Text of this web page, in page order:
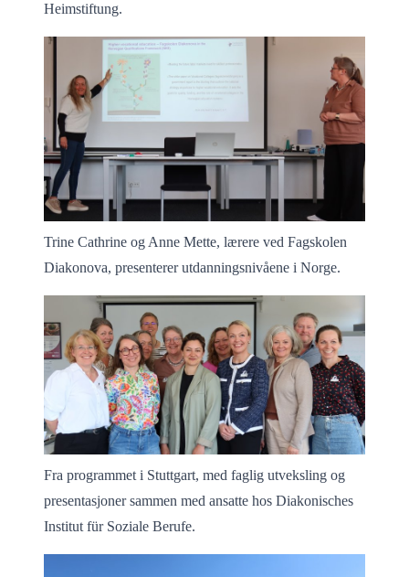
Heimstiftung.
Trine Cathrine og Anne Mette, lærere ved Fagskolen
Diakonova, presenterer utdanningsnivåene i Norge.
Fra programmet i Stuttgart, med faglig utveksling og
presentasjoner sammen med ansatte hos Diakonisches
Institut für Soziale Berufe.